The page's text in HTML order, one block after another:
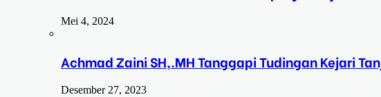
Mei 4, 2024
Achmad Zaini SH,.MH Tanggapi Tudingan Kejari
Desember 27, 2023